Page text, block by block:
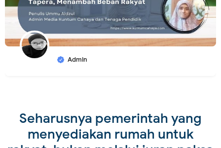
Admin
Seharusnya pemerintah yang
menyediakan rumah untuk